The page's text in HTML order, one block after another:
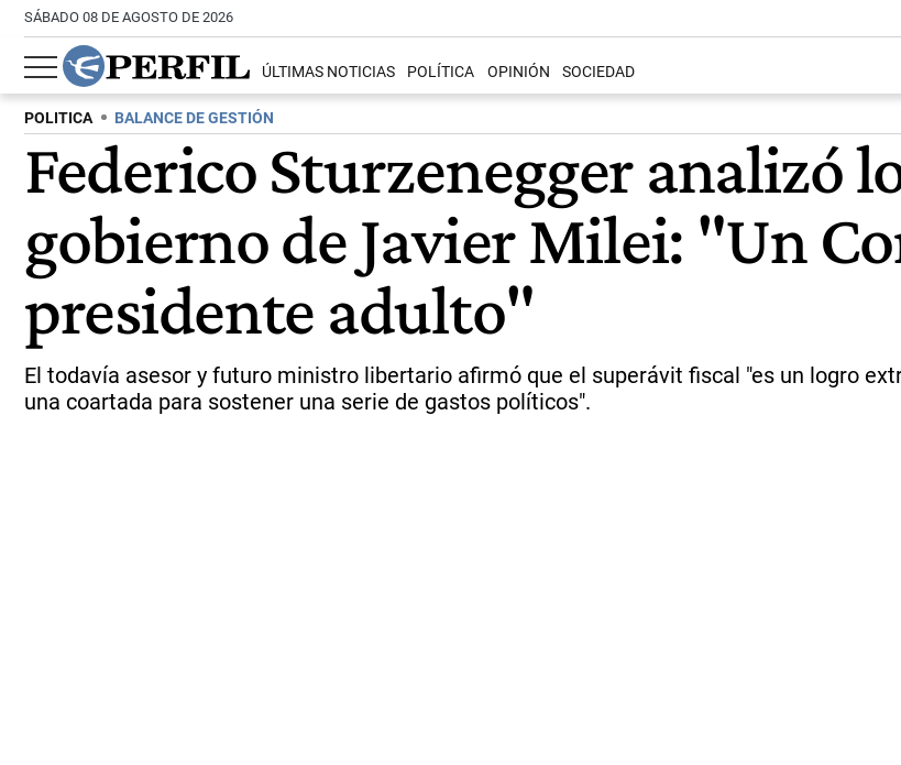
SÁBADO 08 DE AGOSTO DE 2026
ÚLTIMAS NOTICIAS POLÍTICA OPINIÓN SOCIEDAD
POLITICA BALANCE DE GESTIÓN
Federico Sturzenegger analizó
gobierno de Javier Milei: "Un
presidente adulto"
El todavía asesor y futuro ministro libertario afirmó que el superávit fiscal "es un logro
una coartada para sostener una serie de gastos políticos".